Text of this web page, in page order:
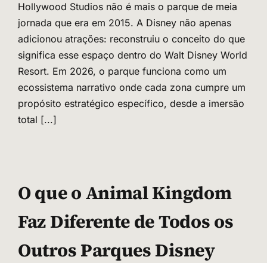
Hollywood Studios não é mais o parque de meia
jornada que era em 2015. A Disney não apenas
adicionou atrações: reconstruiu o conceito do que
significa esse espaço dentro do Walt Disney World
Resort. Em 2026, o parque funciona como um
ecossistema narrativo onde cada zona cumpre um
propósito estratégico específico, desde a imersão
total [...]
O que o Animal Kingdom
Faz Diferente de Todos os
Outros Parques Disney